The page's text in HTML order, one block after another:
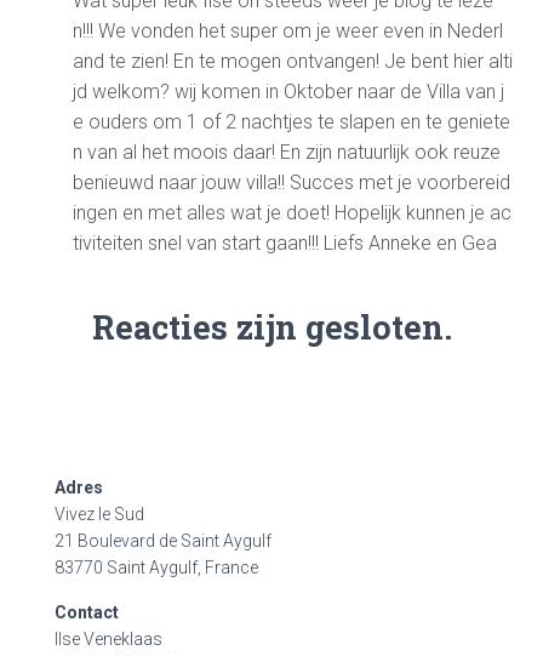
n!!! We vonden het super om je weer even in Nederl
and te zien! En te mogen ontvangen! Je bent hier alti
jd welkom? wij komen in Oktober naar de Villa van j
e ouders om 1 of 2 nachtjes te slapen en te geniete
n van al het moois daar! En zijn natuurlijk ook reuze
benieuwd naar jouw villa!! Succes met je voorbereid
ingen en met alles wat je doet! Hopelijk kunnen je ac
tiviteiten snel van start gaan!!! Liefs Anneke en Gea
Reacties zijn gesloten.
Adres
Vivez le Sud
21 Boulevard de Saint Aygulf
83770 Saint Aygulf, France
Contact
Ilse Veneklaas